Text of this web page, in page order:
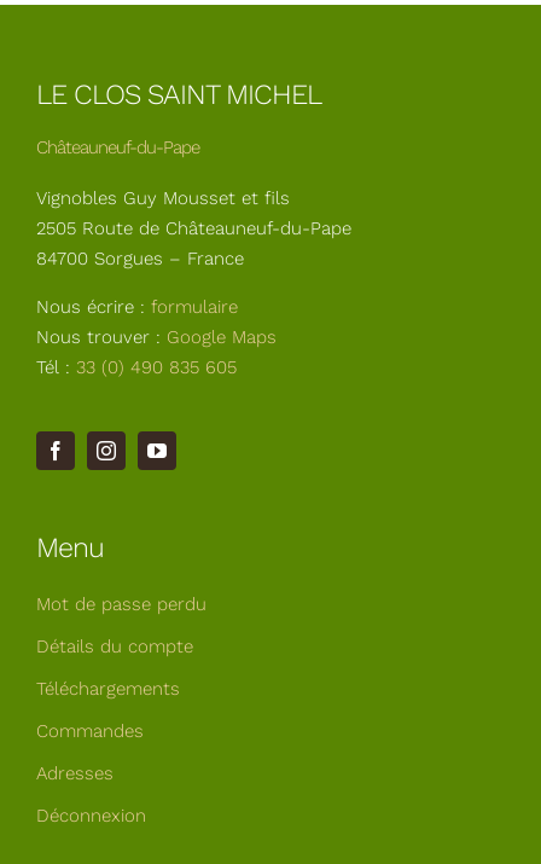
LE CLOS SAINT MICHEL
Châteauneuf-du-Pape
Vignobles Guy Mousset et fils
2505 Route de Châteauneuf-du-Pape
84700 Sorgues – France
Nous écrire : formulaire
Nous trouver : Google Maps
Tél : 33 (0) 490 835 605
Menu
Mot de passe perdu
Détails du compte
Téléchargements
Commandes
Adresses
Déconnexion